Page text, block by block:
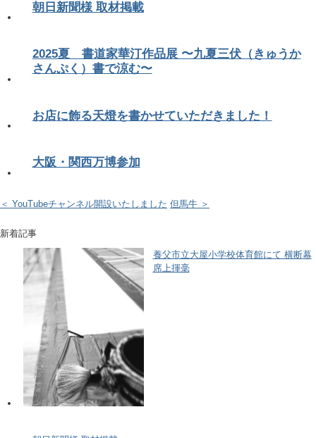
朝日新聞様 取材掲載
2025夏 書道家華汀作品展 〜九夏三伏（きゅうか
さんぷく）書で涼む〜
お店に飾る天燈を書かせていただきました！
大阪・関西万博参加
＜ YouTubeチャンネル開設いたしました 但馬牛 ＞
新着記事
養父市立大屋小学校体育館にて 横断幕
席上揮毫